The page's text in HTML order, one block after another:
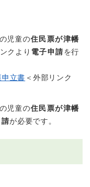
児童の住民票が津幡
クより 電子申請 を行
立書 ＜外部リンク
児童の住民票が津幡
が必要です。